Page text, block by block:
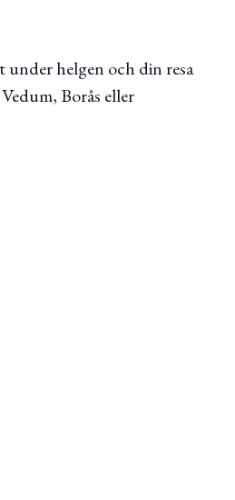
under helgen och din resa
Borås eller